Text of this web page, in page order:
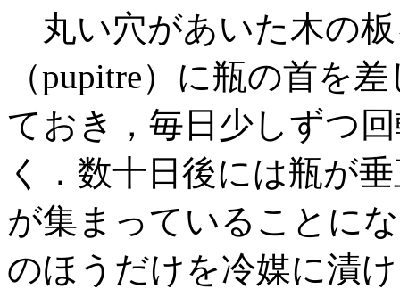
丸い穴があいた木の
（pupitre）に瓶の首を
ておき，毎日少しずつ
く．数十日後には瓶が
が集まっていることに
のほうだけを冷媒に漬